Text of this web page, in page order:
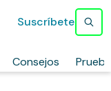
Consejos
Suscríbete